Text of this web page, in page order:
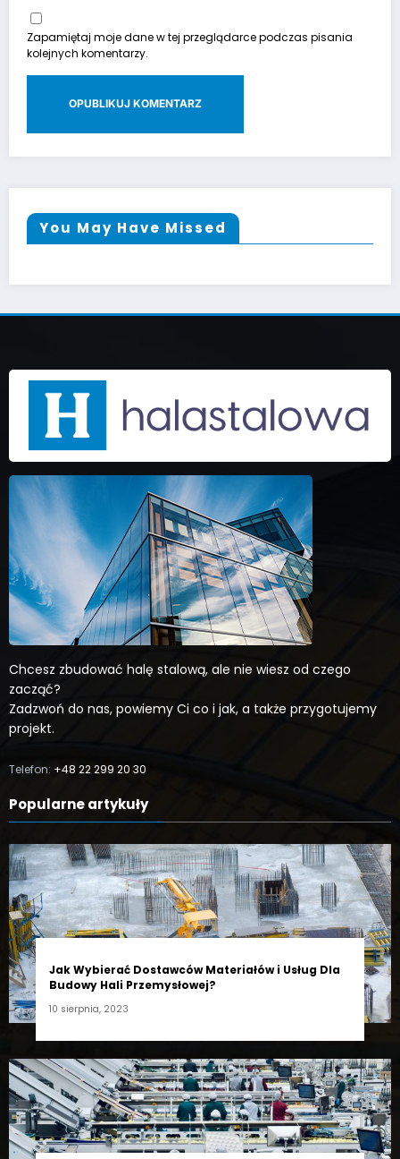
Zapamiętaj moje dane w tej przeglądarce podczas pisania
kolejnych komentarzy.
You May Have Missed
Chcesz zbudować halę stalową, ale nie wiesz od czego
zacząć?
Zadzwoń do nas, powiemy Ci co i jak, a także przygotujemy
projekt.
Telefon: +48 22 299 20 30
Popularne artykuły
Jak Wybierać Dostawców Materiałów i Usług Dla
Budowy Hali Przemysłowej?
10 sierpnia, 2023